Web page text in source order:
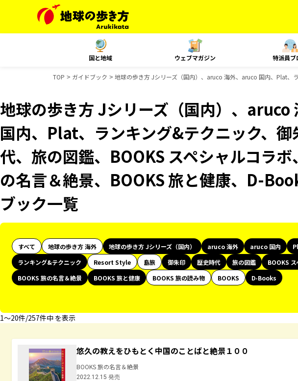
国と地域 ウェブマガジン 特派員ブ
TOP ガイドブック 地球の歩き方 Jシリーズ（国内）、aruco 海外、aruco 国内、Plat、
地球の歩き方 Jシリーズ（国内）、aruco
国内、Plat、ランキング&テクニック、御
代、旅の図鑑、BOOKS スペシャルコラボ
の名言＆絶景、BOOKS 旅と健康、D-
ブック一覧
すべて 地球の歩き方 海外 地球の歩き方 Jシリーズ（国内） aruco 海外 aruco 国内
ランキング&テクニック
Resort Style 島旅 御朱印 歴史時代 旅の図鑑
BOOKS
BOOKS 旅の名言＆絶景
BOOKS 旅と健康 BOOKS 旅の読み物 BOOKS
D-Books
1〜20件/257件中 を表示
悠久の教えをひもとく中国のことばと絶景１００
BOOKS 旅の名言＆絶景
2022.12.15 発売